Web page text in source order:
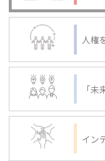
人権
「
イン